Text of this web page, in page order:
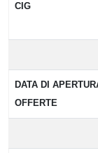
CIG
DATA DI
OFFERTE